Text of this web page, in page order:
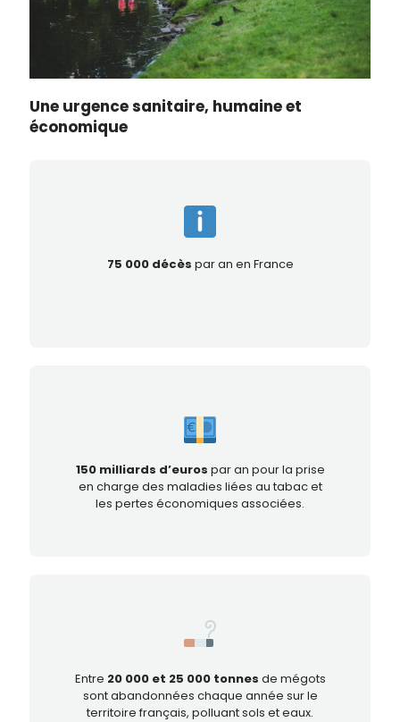
Une urgence sanitaire, humaine et
économique
75 000 décès par an en France
150 milliards d’euros par an pour la prise
en charge des maladies liées au tabac et
les pertes économiques associées.
Entre 20 000 et 25 000 tonnes de mégots
sont abandonnées chaque année sur le
territoire français, polluant sols et eaux.